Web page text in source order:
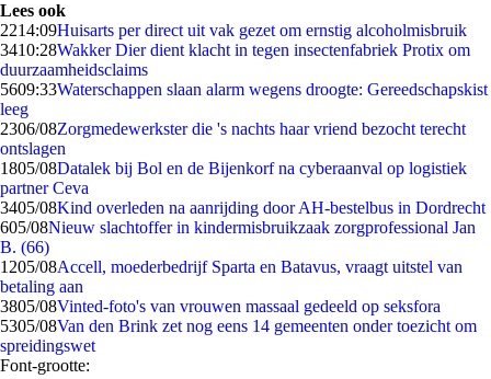
Lees ook
2214:09Huisarts per direct uit vak gezet om ernstig alcoholmisbruik
3410:28Wakker Dier dient klacht in tegen insectenfabriek Protix om
duurzaamheidsclaims
5609:33Waterschappen slaan alarm wegens droogte: Gereedschapskist
leeg
2306/08Zorgmedewerkster die 's nachts haar vriend bezocht terecht
ontslagen
1805/08Datalek bij Bol en de Bijenkorf na cyberaanval op logistiek
partner Ceva
3405/08Kind overleden na aanrijding door AH-bestelbus in Dordrecht
605/08Nieuw slachtoffer in kindermisbruikzaak zorgprofessional Jan
B. (66)
1205/08Accell, moederbedrijf Sparta en Batavus, vraagt uitstel van
betaling aan
3805/08Vinted-foto's van vrouwen massaal gedeeld op seksfora
5305/08Van den Brink zet nog eens 14 gemeenten onder toezicht om
spreidingswet
Font-grootte: